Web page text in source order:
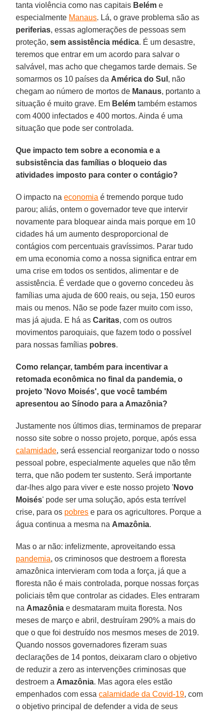
tanta violência como nas capitais Belém e
especialmente Manaus. Lá, o grave problema são as
periferias, essas aglomerações de pessoas sem
proteção,sem assistência médica. É um desastre,
teremos que entrar em um acordo para salvar o
salvável, mas acho que chegamos tarde demais. Se
somarmos os 10 países da América do Sul , não
chegam ao número de mortos de Manaus, portanto a
situação é muito grave. Em Belém também estamos
com 4000 infectados e 400 mortos. Ainda é uma
situação que pode ser controlada.
Que impacto tem sobre a economia e a
subsistência das famílias o bloqueio das
atividades imposto para conter o contágio?
O impacto naeconomia é tremendo porque tudo
parou; aliás, ontem o governador teve que intervir
novamente para bloquear ainda mais porque em 10
cidades há um aumento desproporcional de
contágios com percentuais gravíssimos. Parar tudo
em uma economia como a nossa significa entrar em
uma crise em todos os sentidos, alimentar e de
assistência. É verdade que o governo concedeu às
famílias uma ajuda de 600 reais, ou seja, 150 euros
mais ou menos. Não se pode fazer muito com isso,
mas já ajuda. E há asCaritas, com os outros
movimentos paroquiais, que fazem todo o possível
para nossas famílias pobres.
Como relançar, também para incentivar a
retomada econômica no final da pandemia, o
projeto 'Novo Moisés', que você também
apresentou ao Sínodo para a Amazônia?
Justamente nos últimos dias, terminamos de preparar
nosso site sobre o nosso projeto, porque, após essa
calamidade, será essencial reorganizar todo o nosso
pessoal pobre, especialmente aqueles que não têm
terra, que não podem ter sustento. Será importante
dar-lhes algo para viver e este nosso projeto 'Novo
Moisés' pode ser uma solução, após esta terrível
crise, para os pobres e para os agricultores. Porque a
água continua a mesma na Amazônia.
Mas o ar não: infelizmente, aproveitando essa
pandemia, os criminosos que destroem a floresta
amazônica intervieram com toda a força, já que a
floresta não é mais controlada, porque nossas forças
policiais têm que controlar as cidades. Eles entraram
na Amazônia e desmataram muita floresta. Nos
meses de março e abril, destruíram 290% a mais do
que o que foi destruído nos mesmos meses de 2019.
Quando nossos governadores fizeram suas
declarações de 14 pontos, deixaram claro o objetivo
de reduzir a zero as intervenções criminosas que
destroem a Amazônia. Mas agora eles estão
empenhados com essacalamidade da Covid-19, com
o objetivo principal de defender a vida de seus